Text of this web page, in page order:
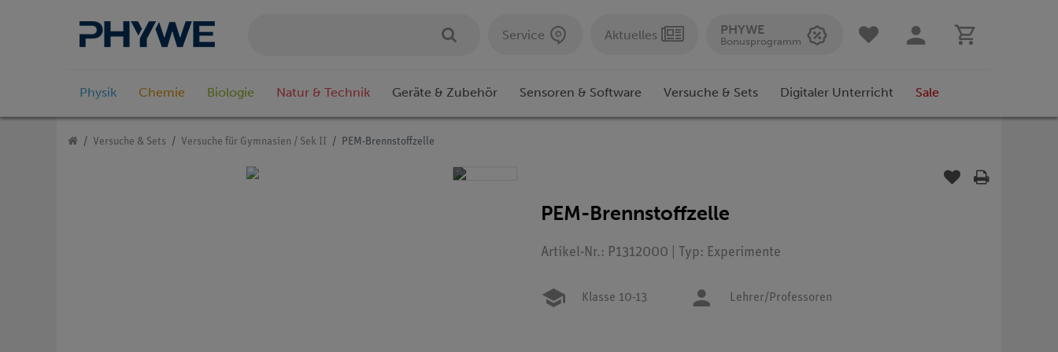
Service Aktuelles PHYWE
Bonusprogramm
Physik Chemie Biologie Natur & Technik Geräte & Zubehör Sensoren & Software Versuche & Sets Digitaler Unterricht Sale
Versuche & Sets Versuche für Gymnasien / Sek II PEM-Brennstoffzelle
PEM-Brennstoffzelle
Artikel-Nr.: P1312000 | Typ: Experimente
Klasse 10-13 Lehrer/Professoren